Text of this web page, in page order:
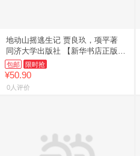
地动山摇逃生记 贾良玖，项平著
同济大学出版社 【新华书店正版书
籍】
包邮 限时抢
¥50.90
0人评价